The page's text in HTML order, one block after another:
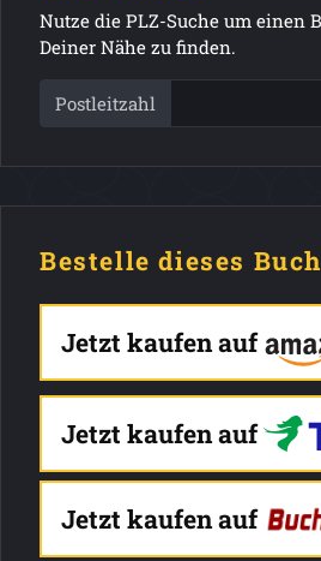
Nutze die PLZ-Suche um einen
Deiner Nähe zu finden.
Postleitzahl
Bestelle dieses
Jetzt kaufen auf
Jetzt kaufen auf
Jetzt kaufen auf